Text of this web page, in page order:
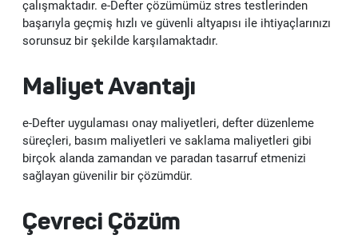
e-İrsaliye
e-İmza
Kep
Eğitim ve Çalışan Deneyimi
çalışmaktadır. e-Defter çözümümüz stres testlerinden
başarıyla geçmiş hızlı ve güvenli altyapısı ile ihtiyaçlarınızı
sorunsuz bir şekilde karşılamaktadır.
Maliyet Avantajı
e-Defter uygulaması onay maliyetleri, defter düzenleme
süreçleri, basım maliyetleri ve saklama maliyetleri gibi
birçok alanda zamandan ve paradan tasarruf etmenizi
sağlayan güvenilir bir çözümdür.
Çevreci Çözüm